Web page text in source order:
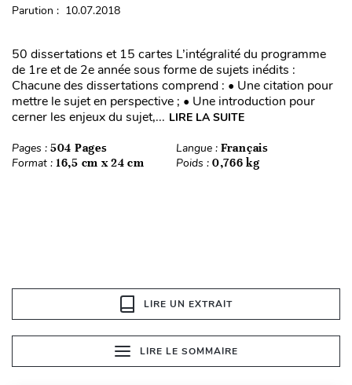
Parution : 10.07.2018
50 dissertations et 15 cartes L’intégralité du programme
de 1re et de 2e année sous forme de sujets inédits :
Chacune des dissertations comprend : • Une citation pour
mettre le sujet en perspective ; • Une introduction pour
cerner les enjeux du sujet,... LIRE LA SUITE
Pages : 504 Pages Langue : Français
Format : 16,5 cm x 24 cm Poids : 0,766 kg
LIRE UN EXTRAIT
LIRE LE SOMMAIRE